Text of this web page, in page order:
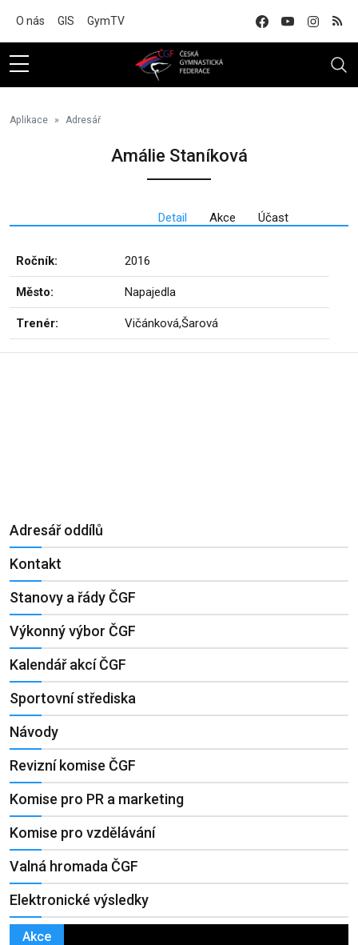
O nás GIS GymTV
Aplikace Adresář
Amálie Staníková
Detail Akce Účast
Ročník: 2016
Město: Napajedla
Trenér: Vičánková,Šarová
Adresář oddílů
Kontakt
Stanovy a řády ČGF
Výkonný výbor ČGF
Kalendář akcí ČGF
Sportovní střediska
Návody
Revizní komise ČGF
Komise pro PR a marketing
Komise pro vzdělávání
Valná hromada ČGF
Elektronické výsledky
Akce